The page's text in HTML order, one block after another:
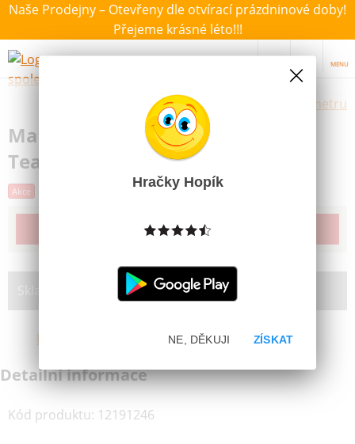
Naše Prodejny – Otevřeny dle otvírací prázdninové doby!
Přejeme krásné léto!!!
MENU
Výběr hraček dle zvoleného parametru
Mattel Barbie Pop Reveal Bubble
Tea Zelený čaj
Akce Nejprodávanější
Produkt již bohužel není dostupný
Skladem na prodejně:
Brno Líšeň
Detailní informace
Kód produktu: 12191246
Hračky Hopík
ZÍSKAT
NE, DĚKUJI